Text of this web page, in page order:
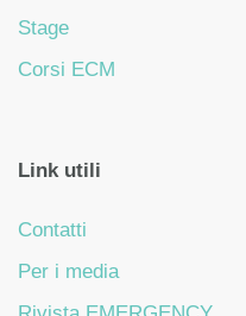
Stage
Corsi ECM
Link utili
Contatti
Per i media